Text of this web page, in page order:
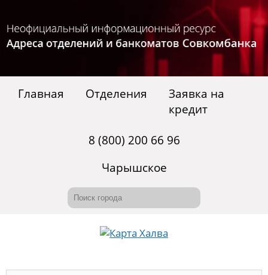
Главная Отделения
Заявка на
кредит
8 (800) 200 66 96
Чарышское